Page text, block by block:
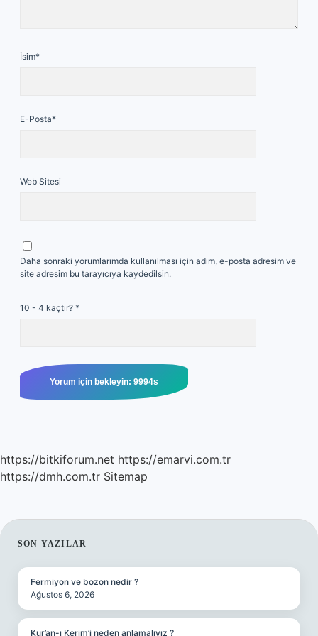
İsim*
E-Posta*
Web Sitesi
Daha sonraki yorumlarımda kullanılması için adım, e-posta adresim ve
site adresim bu tarayıcıya kaydedilsin.
10 - 4 kaçtır? *
https://bitkiforum.net https://emarvi.com.tr
https://dmh.com.tr Sitemap
SIDEBAR
SON YAZILAR
Fermiyon ve bozon nedir ?
Ağustos 6, 2026
Kur’an-ı Kerim’i neden anlamalıyız ?